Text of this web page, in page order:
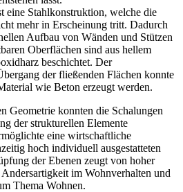
eine Stahlkonstruktion, welche die
mehr in Erscheinung tritt. Dadurch
Aufbau von Wänden und Stützen
Oberflächen sind aus hellem
beschichtet. Der
der fließenden Flächen konnte
wie Beton erzeugt werden.
Geometrie konnten die Schalungen
der strukturellen Elemente
eine wirtschaftliche
hoch individuell ausgestatteten
der Ebenen zeugt von hoher
im Wohnverhalten und
Thema Wohnen.